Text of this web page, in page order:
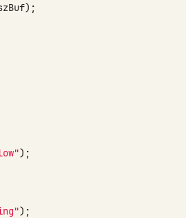
);
);
);